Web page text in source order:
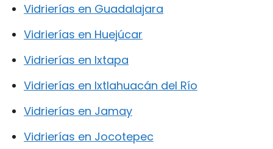
Vidrierías en Guadalajara
Vidrierías en Huejúcar
Vidrierías en Ixtapa
Vidrierías en Ixtlahuacán del Río
Vidrierías en Jamay
Vidrierías en Jocotepec